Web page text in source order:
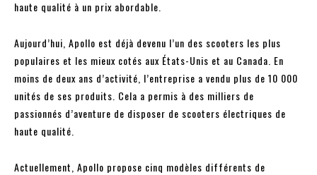
haute qualité à un prix abordable.
Aujourd’hui, Apollo est déjà devenu l’un des scooters les plus
populaires et les mieux cotés aux États-Unis et au Canada. En
moins de deux ans d’activité, l’entreprise a vendu plus de 10 000
unités de ses produits. Cela a permis à des milliers de
passionnés d’aventure de disposer de scooters électriques de
haute qualité.
Actuellement, Apollo propose cinq modèles différents de